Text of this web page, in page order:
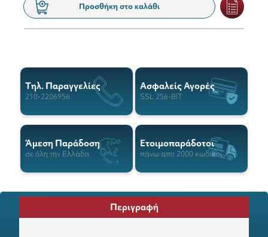
Προσθήκη στο καλάθι
Tηλ. Παραγγελίες
210-2206956
Ασφαλείς Αγορές
SSL 256-BIT
Άμεση Παράδοση
σε όλη την Ελλάδα
Ετοιμοπαράδοτοι
πάνω απο 2000 κωδικοί
Περιγραφή